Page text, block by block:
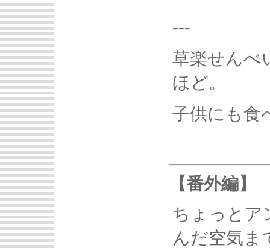
---
草楽せんべ
ほど。
子供にも食
【番外編】
ちょっとア
んだ空気ま